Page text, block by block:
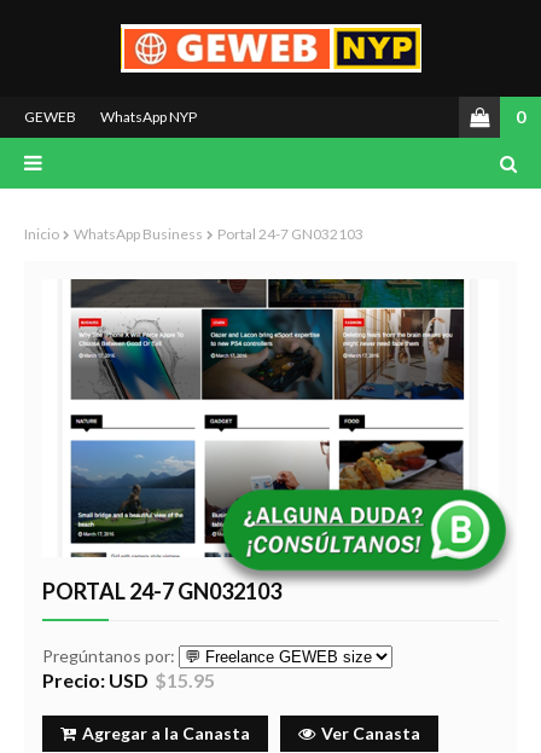
GEWEB WhatsApp NYP 0
Inicio WhatsApp Business Portal 24-7 GN032103
PORTAL 24-7 GN032103
Pregúntanos por:
Precio: USD $15.95
Agregar a la Canasta Ver Canasta